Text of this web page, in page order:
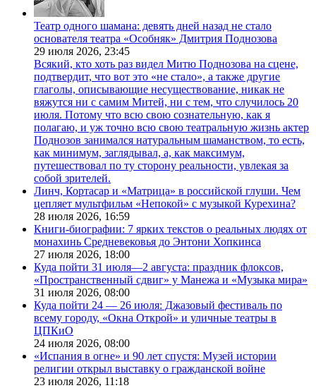
Театр одного шамана: девять дней назад не стало
основателя театра «Особняк» Дмитрия Поднозова
29 июля 2026, 23:45
Всякий, кто хоть раз видел Митю Поднозова на сцене,
подтвердит, что вот это «не стало», а также другие
глаголы, описывающие несуществование, никак не
вяжутся ни с самим Митей, ни с тем, что случилось 20
июля. Потому что всю свою сознательную, как я
полагаю, и уж точно всю свою театральную жизнь актер
Поднозов занимался натуральным шаманством, то есть,
как минимум, заглядывал, а, как максимум,
путешествовал по ту сторону реальности, увлекая за
собой зрителей.
Линч, Кортасар и «Матрица» в российской глуши. Чем
цепляет мультфильм «Непокой» с музыкой Курехина?
28 июля 2026, 16:59
Книги-биографии: 7 ярких текстов о реальных людях от
монахинь Средневековья до Энтони Хопкинса
27 июля 2026, 18:00
Куда пойти 31 июля—2 августа: праздник флоксов,
«Пространственный сдвиг» у Манежа и «Музыка мира»
31 июля 2026, 08:00
Куда пойти 24 — 26 июля: Джазовый фестиваль по
всему городу, «Окна Открой» и уличные театры в
ЦПКиО
24 июля 2026, 08:00
«Испания в огне» и 90 лет спустя: Музей истории
религии открыл выставку о гражданской войне
23 июля 2026, 11:18